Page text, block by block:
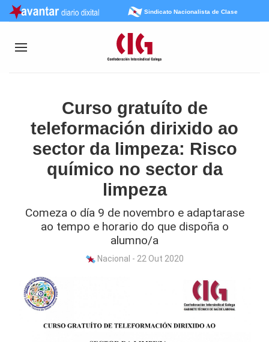
Sindicato Nacionalista de Clase
Curso gratuíto de
teleformación dirixido ao
sector da limpeza: Risco
químico no sector da
limpeza
Comeza o día 9 de novembro e adaptarase
ao tempo e horario do que dispoña o
alumno/a
Nacional - 22 Out 2020